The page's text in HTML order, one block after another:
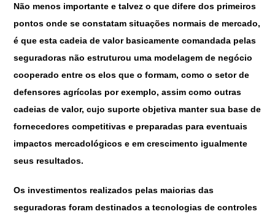
Não menos importante e talvez o que difere dos primeiros
pontos onde se constatam situações normais de mercado,
é que esta cadeia de valor basicamente comandada pelas
seguradoras não estruturou uma modelagem de negócio
cooperado entre os elos que o formam, como o setor de
defensores agrícolas por exemplo, assim como outras
cadeias de valor, cujo suporte objetiva manter sua base de
fornecedores competitivas e preparadas para eventuais
impactos mercadológicos e em crescimento igualmente
seus resultados.
Os investimentos realizados pelas maiorias das
seguradoras foram destinados a tecnologias de controles